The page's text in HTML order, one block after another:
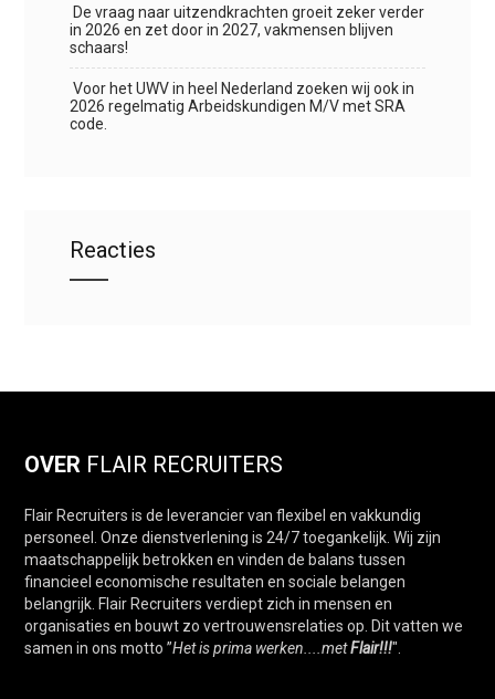
De vraag naar uitzendkrachten groeit zeker verder
in 2026 en zet door in 2027, vakmensen blijven
schaars!
Voor het UWV in heel Nederland zoeken wij ook in
2026 regelmatig Arbeidskundigen M/V met SRA
code.
Reacties
OVER FLAIR RECRUITERS
Flair Recruiters is de leverancier van flexibel en vakkundig
personeel. Onze dienstverlening is 24/7 toegankelijk. Wij zijn
maatschappelijk betrokken en vinden de balans tussen
financieel economische resultaten en sociale belangen
belangrijk. Flair Recruiters verdiept zich in mensen en
organisaties en bouwt zo vertrouwensrelaties op. Dit vatten we
samen in ons motto ”Het is prima werken....metFlair!!!".